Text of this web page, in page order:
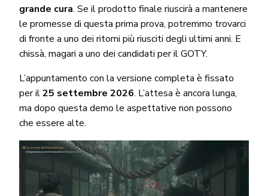
grande cura. Se il prodotto finale riuscirà a mantenere
le promesse di questa prima prova, potremmo trovarci
di fronte a uno dei ritorni più riusciti degli ultimi anni. E
chissà, magari a uno dei candidati per il GOTY.
L’appuntamento con la versione completa è fissato
per il25 settembre 2026. L’attesa è ancora lunga,
ma dopo questa demo le aspettative non possono
che essere alte.